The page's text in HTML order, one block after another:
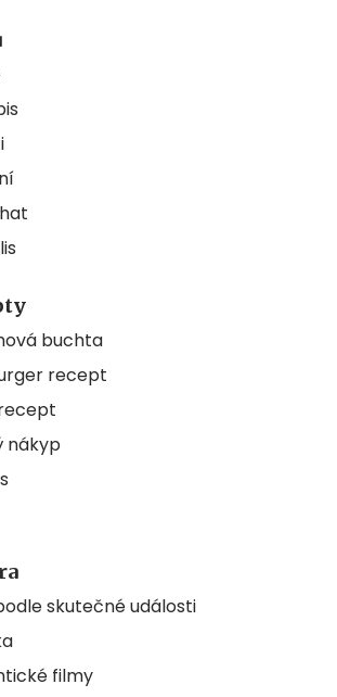
buchta
recept
nákyp
skutečné události
filmy